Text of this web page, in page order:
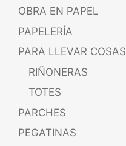
OBRA EN PAPEL
PAPELERÍA
PARA LLEVAR COSAS
RIÑONERAS
TOTES
PARCHES
PEGATINAS